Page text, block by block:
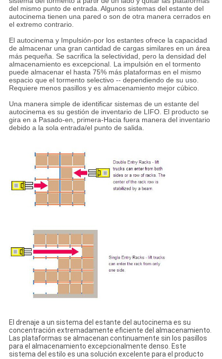
del mismo punto de entrada. Algunos sistemas del estante del
autocinema tienen una pared o son de otra manera cerrados en
el extremo contrario.
El autocinema y Impulsión-por los estantes ofrece la capacidad
de almacenar una gran cantidad de cargas similares en un área
más pequeña. Se sacrifica la selectividad, pero la densidad del
almacenamiento es excepcional. La impulsión en el tormento
puede almacenar el hasta 75% más plataformas en el mismo
espacio que el tormento selectivo -- dependiendo de su uso.
Requiere menos pasillos y es almacenamiento mejor cúbico.
Una manera simple de identificar sistemas de un estante del
autocinema es su gestión de inventario de LIFO. El producto se
gira en a Pasado-en, primera-Hacia fuera manera del inventario
debido a la sola entrada/el punto de salida.
El drenaje a un sistema del estante del autocinema es su
concentración extremadamente eficiente del almacenamiento.
Las plataformas se almacenan continuamente sin los pasillos
para el almacenamiento excepcionalmente denso. Este
sistema del estilo es una solución excelente para el producto